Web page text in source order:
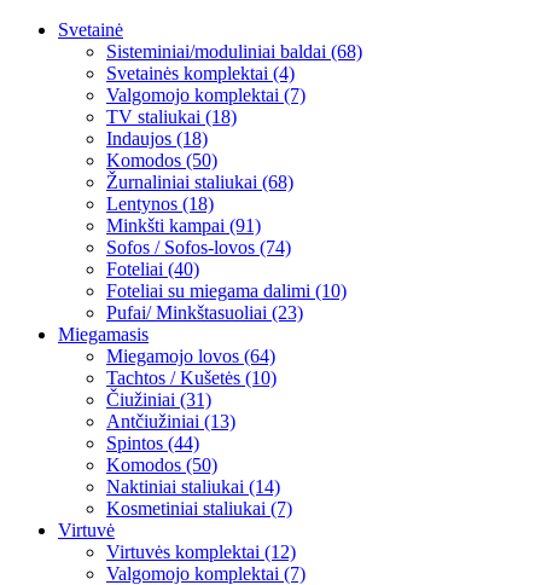
Svetainė
Sisteminiai/moduliniai baldai (68)
Svetainės komplektai (4)
Valgomojo komplektai (7)
TV staliukai (18)
Indaujos (18)
Komodos (50)
Žurnaliniai staliukai (68)
Lentynos (18)
Minkšti kampai (91)
Sofos / Sofos-lovos (74)
Foteliai (40)
Foteliai su miegama dalimi (10)
Pufai/ Minkštasuoliai (23)
Miegamasis
Miegamojo lovos (64)
Tachtos / Kušetės (10)
Čiužiniai (31)
Antčiužiniai (13)
Spintos (44)
Komodos (50)
Naktiniai staliukai (14)
Kosmetiniai staliukai (7)
Virtuvė
Virtuvės komplektai (12)
Valgomojo komplektai (7)